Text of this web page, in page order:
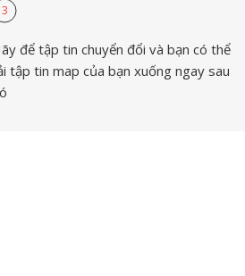
3
để tập tin chuyển đổi và bạn có thể
tập tin map của bạn xuống ngay sau